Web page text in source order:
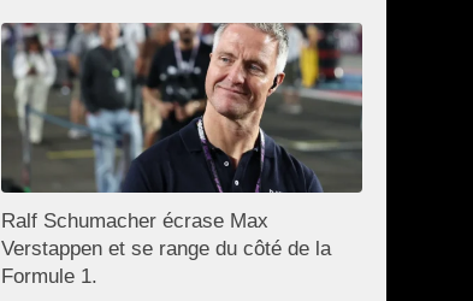
Ralf Schumacher écrase Max
Verstappen et se range du côté de la
Formule 1.